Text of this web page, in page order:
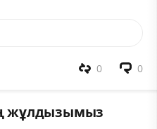
0
0
жұлдызымыз